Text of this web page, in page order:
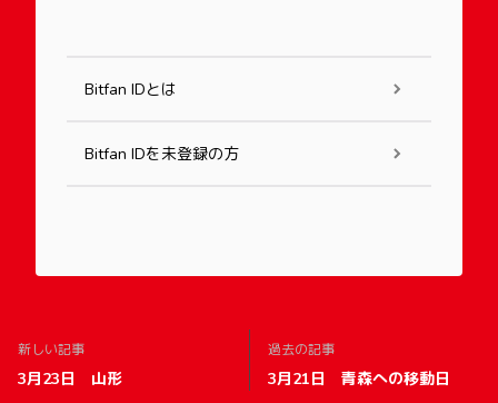
Bitfan IDとは
Bitfan IDを未登録の方
新しい記事
3月23日 山形
過去の記事
3月21日 青森への移動日